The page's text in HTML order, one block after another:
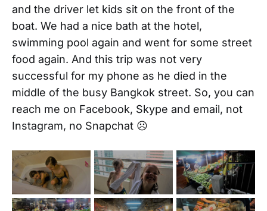
and the driver let kids sit on the front of the
boat. We had a nice bath at the hotel,
swimming pool again and went for some street
food again. And this trip was not very
successful for my phone as he died in the
middle of the busy Bangkok street. So, you can
reach me on Facebook, Skype and email, not
Instagram, no Snapchat ☹